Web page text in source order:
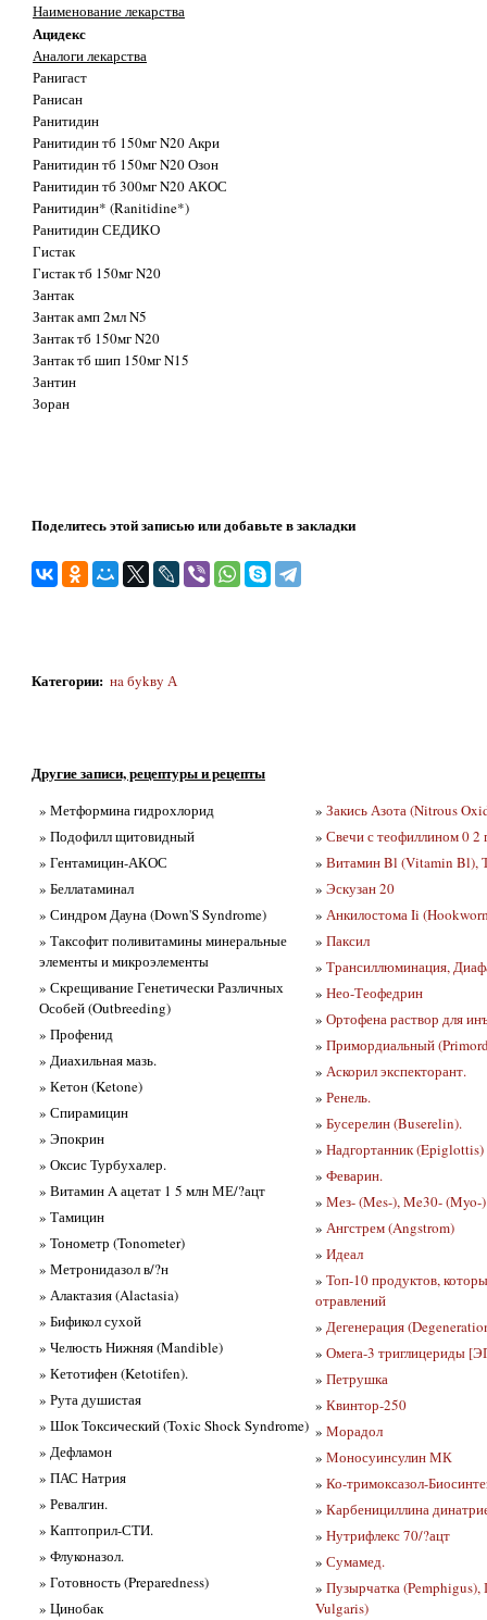
Наименование лекарства
Ацидекс
Аналоги лекарства
Ранигаст
Ранисан
Ранитидин
Ранитидин тб 150мг N20 Акри
Ранитидин тб 150мг N20 Озон
Ранитидин тб 300мг N20 АКОС
Ранитидин* (Ranitidine*)
Ранитидин СЕДИКО
Гистак
Гистак тб 150мг N20
Зантак
Зантак амп 2мл N5
Зантак тб 150мг N20
Зантак тб шип 150мг N15
Зантин
Зоран
Поделитесь этой записью или добавьте в закладки
Категории: нa бykвy А
Другие записи, рецептуры и рецепты
» Метформина гидрохлорид
» Подофилл щитовидный
» Гентамицин-АКОС
» Беллатаминал
» Синдром Дауна (Down'S Syndrome)
» Таксофит поливитамины минеральные
элементы и микроэлементы
» Скрещивание Генетически Различных
Особей (Outbreeding)
» Профенид
» Диахильная мазь.
» Кетон (Ketone)
» Спирамицин
» Эпокрин
» Оксис Турбухалер.
» Витамин A ацетат 1 5 млн МЕ/?ацт
» Тамицин
» Тонометр (Tonometer)
» Метронидазол в/?н
» Алактазия (Alactasia)
» Бификол сухой
» Челюсть Нижняя (Mandible)
» Кетотифен (Ketotifen).
» Рута душистая
» Шок Токсический (Toxic Shock Syndrome)
» Дефламон
» ПАС Натрия
» Ревалгин.
» Каптоприл-СТИ.
» Флуконазол.
» Готовность (Preparedness)
» Цинобак
» Закись Азота (Nitrous
» Свечи с теофиллином 0 2
» Витамин Bl (Vitamin Bl),
» Эскузан 20
» Анкилостома Ii
» Паксил
» Трансиллюминация,
» Нео-Теофедрин
» Ортофена раствор для
» Примордиальный
» Аскорил экспекторант.
» Ренель.
» Бусерелин (Buserelin).
» Надгортанник (Epiglottis)
» Феварин.
» Мез- (Mes-), Me30- (Myo-)
» Ангстрем (Angstrom)
» Идеал
» Топ-10 продуктов,
отравлений
» Дегенерация
» Омега-3 триглицериды
» Петрушка
» Квинтор-250
» Морадол
» Моносуинсулин МК
» Ко-тримоксазол-
» Карбенициллина
» Нутрифлекс 70/?ацт
» Сумамед.
» Пузырчатка (Pemphigus),
Vulgaris)